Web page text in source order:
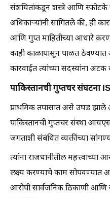
संशयितांकडून शस्त्रे आणि
अधिकाऱ्यांनी सांगितले की, ही
आणि गुप्त माहितीच्या आधारे
काही काळापासून पाळत
कारवाईत त्यांच्या सदस्यांना
पाकिस्तानची गुप्तचर संघटना
प्राथमिक तपासात असे उघड
पाकिस्तानची गुप्तचर संस्था
जगताशी संबंधित व्यक्तींच्या
त्यांना राजधानीतील महत्त्वाच्या
लक्ष्य करण्याचे काम सोपवण्यात
आरोपी सार्वजनिक ठिकाणी आणि